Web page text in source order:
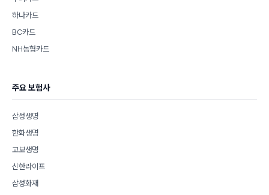
하나카드
BC카드
NH농협카드
주요 보험사
삼성생명
한화생명
교보생명
신한라이프
삼성화재